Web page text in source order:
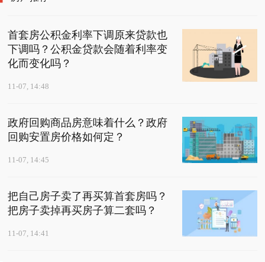
首套房公积金利率下调原来贷款也
下调吗？公积金贷款会随着利率变
化而变化吗？
11-07, 14:48
政府回购商品房意味着什么？政府
回购安置房价格如何定？
11-07, 14:45
把自己房子卖了再买算首套房吗？
把房子卖掉再买房子算二套吗？
11-07, 14:41